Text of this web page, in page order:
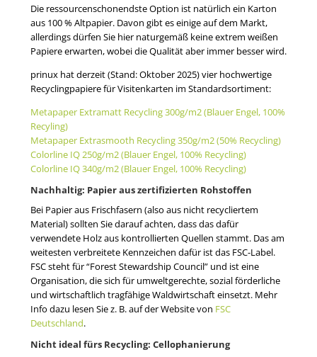
Die ressourcenschonendste Option ist natürlich ein Karton
aus 100 % Altpapier. Davon gibt es einige auf dem Markt,
allerdings dürfen Sie hier naturgemäß keine extrem weißen
Papiere erwarten, wobei die Qualität aber immer besser wird.
prinux hat derzeit (Stand: Oktober 2025) vier hochwertige
Recyclingpapiere für Visitenkarten im Standardsortiment:
Metapaper Extramatt Recycling 300g/m2 (Blauer Engel, 100%
Recyling)
Metapaper Extrasmooth Recycling 350g/m2 (50% Recycling)
Colorline IQ 250g/m2 (Blauer Engel, 100% Recycling)
Colorline IQ 340g/m2 (Blauer Engel, 100% Recycling)
Nachhaltig: Papier aus zertifizierten Rohstoffen
Bei Papier aus Frischfasern (also aus nicht recycliertem
Material) sollten Sie darauf achten, dass das dafür
verwendete Holz aus kontrollierten Quellen stammt. Das am
weitesten verbreitete Kennzeichen dafür ist das FSC-Label.
FSC steht für “Forest Stewardship Council” und ist eine
Organisation, die sich für umweltgerechte, sozial förderliche
und wirtschaftlich tragfähige Waldwirtschaft einsetzt. Mehr
Info dazu lesen Sie z. B. auf der Website von FSC
Deutschland.
Nicht ideal fürs Recycling: Cellophanierung